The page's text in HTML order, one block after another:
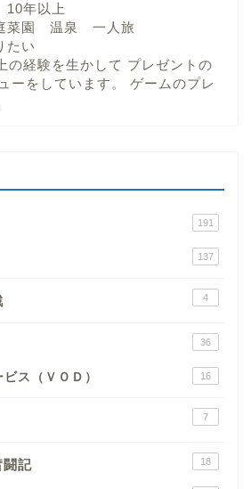
年以上
菜園 温泉 一人旅
たい
の経験を生かして プレゼントの
ーをしています。 ゲームのプレ
191
137
4
36
ス（ＶＯＤ） 16
7
闘記 18